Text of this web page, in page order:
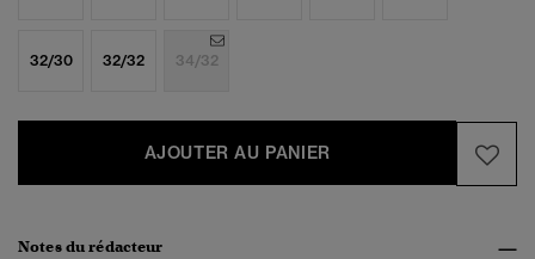
32/30 32/32 34/32
AJOUTER AU PANIER
Notes du rédacteur